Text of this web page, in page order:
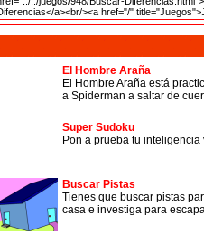
El Hombre Araña
El Hombre Araña está
a Spiderman a saltar de
Super Sudoku
Pon a prueba tu
Buscar Pistas
Tienes que buscar pistas
casa e investiga para